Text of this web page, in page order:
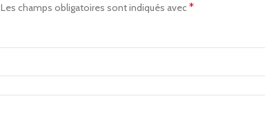
Les champs obligatoires sont indiqués avec *